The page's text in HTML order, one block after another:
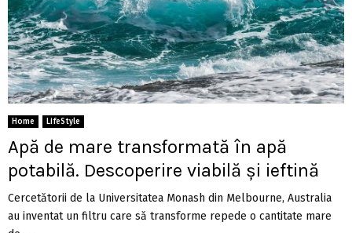
Home LifeStyle
Apă de mare transformată în apă
potabilă. Descoperire viabilă și ieftină
Cercetătorii de la Universitatea Monash din Melbourne, Australia
au inventat un filtru care să transforme repede o cantitate mare